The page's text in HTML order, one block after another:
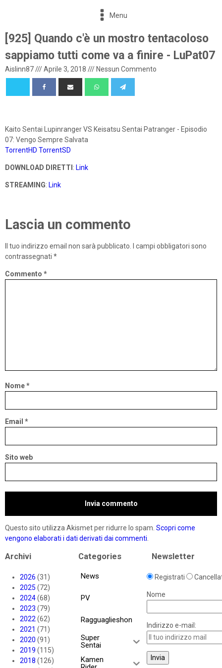
Menu
[925] Quando c'è un mostro tentacoloso
sappiamo tutti come va a finire - LuPat07
Aislinn87///Aprile 3, 2018 /// Nessun Commento
Kaito Sentai Lupinranger VS Keisatsu Sentai Patranger - Episodio
07: Vengo Sempre Salvata
TorrentHD TorrentSD
DOWNLOAD DIRETTI : Link
STREAMING: Link
Lascia un commento
Il tuo indirizzo email non sarà pubblicato.
I campi obbligatori sono
contrassegnati *
Commento *
Nome*
Email *
Sito web
Questo sito utilizza Akismet per ridurre lo spam. Scopri come
vengono elaborati i dati derivati dai commenti.
Archivi
2026 (31)
2025 (72)
2024(68)
2023 (79)
2022(62)
2021 (71)
2020 (91)
2019 (115)
2018 (126)
Categories
News
PV
Ragguaglieshon
Super
Sentai
Kamen
Newsletter
Registrati
Nome
Indirizzo e-mail: